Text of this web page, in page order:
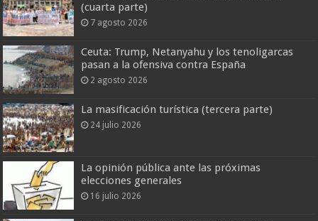
(cuarta parte)
7 agosto 2026
Ceuta: Trump, Netanyahu y los tenoligarcas
pasan a la ofensiva contra España
2 agosto 2026
La masificación turística (tercera parte)
24 julio 2026
La opinión pública ante las próximas
elecciones generales
16 julio 2026